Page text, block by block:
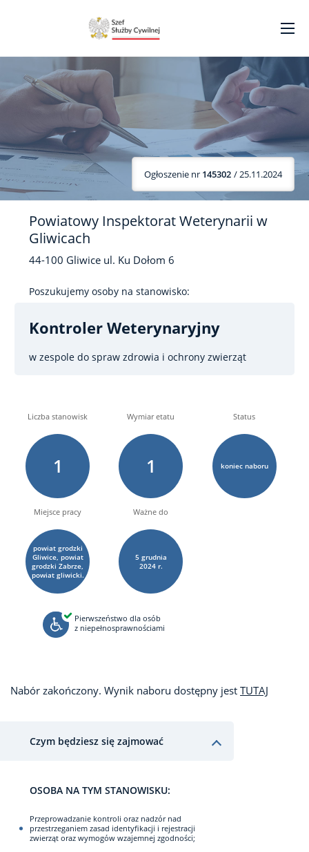
Ogłoszenie nr 145302 / 25.11.2024
Powiatowy Inspektorat Weterynarii w
Gliwicach
44-100 Gliwice ul. Ku Dołom 6
Poszukujemy osoby na stanowisko:
Kontroler Weterynaryjny
w zespole do spraw zdrowia i ochrony zwierząt
Liczba stanowisk
1
Wymiar etatu
1
Status
koniec naboru
Miejsce pracy
powiat grodzki
Gliwice, powiat
grodzki Zabrze,
powiat gliwicki.
Ważne do
5 grudnia
2024 r.
Pierwszeństwo dla osób
z niepełnosprawnościami
Nabór zakończony. Wynik naboru dostępny jest TUTAJ
Czym będziesz się zajmować
OSOBA NA TYM STANOWISKU:
Przeprowadzanie kontroli oraz nadzór nad
przestrzeganiem zasad identyfikacji i rejestracji
zwierząt oraz wymogów wzajemnej zgodności;